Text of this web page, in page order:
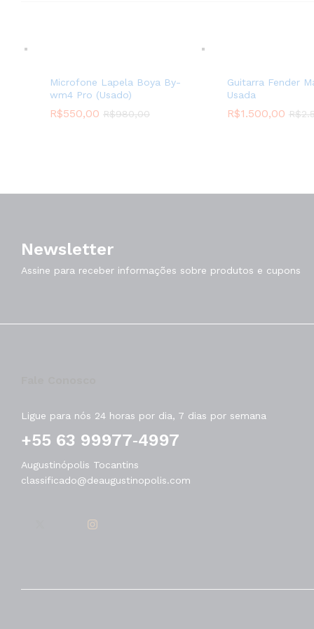
Microfone Lapela Boya By-
wm4 Pro (Usado)
R$550,00 R$980,00
Guitarra Fender
Usada
R$1.500,00 R$
Newsletter
Assine para receber informações sobre produtos e cupons
Ligue para nós 24 horas por dia, 7 dias por semana
‪+55 63 99977‑4997‬
Augustinópolis Tocantins
classificado@deaugustinopolis.com